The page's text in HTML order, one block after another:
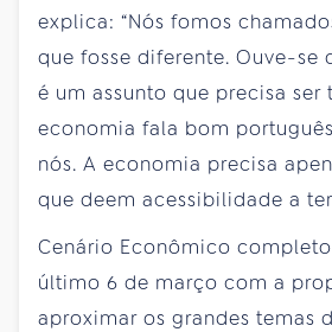
explica: “Nós fomos
que fosse diferente. Ouve-se
é um assunto que precisa ser
economia fala bom
nós. A economia precisa
que deem acessibilidade a
Cenário Econômico
último 6 de março com a
aproximar os grandes temas